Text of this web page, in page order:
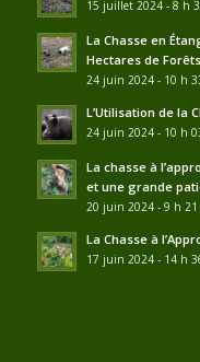
15 juillet 2024 - 8 h
La Chasse en
Hectares de
24 juin 2024 - 10 h
L’Utilisation de la
24 juin 2024 - 10 h
La chasse à
et une grande
20 juin 2024 - 9 h
La Chasse à
17 juin 2024 - 14 h